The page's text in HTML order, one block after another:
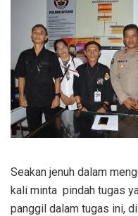
Seakan jenuh dalam
kali minta pindah tugas
panggil dalam tugas ini,